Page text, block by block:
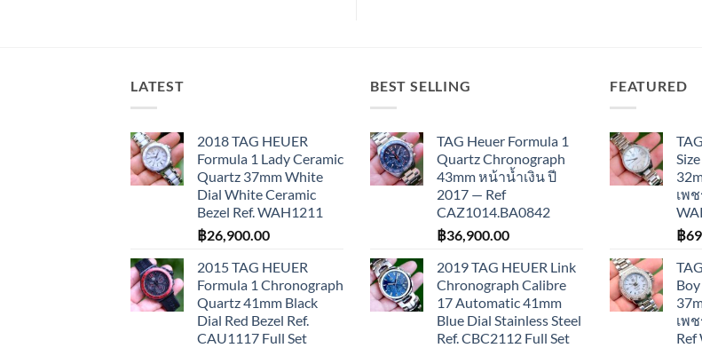
LATEST
2018 TAG HEUER
Formula 1 Lady Ceramic
Quartz 37mm White
Dial White Ceramic
Bezel Ref. WAH1211
฿26,900.00
2015 TAG HEUER
Formula 1 Chronograph
Quartz 41mm Black
Dial Red Bezel Ref.
CAU1117 Full Set
BEST SELLING
TAG Heuer Formula 1
Quartz Chronograph
43mm หน้าน้ำเงิน ปี
2017 — Ref
CAZ1014.BA0842
฿36,900.00
2019 TAG HEUER Link
Chronograph Calibre
17 Automatic 41mm
Blue Dial Stainless Steel
Ref. CBC2112 Full Set
FEATURED
เพ
฿
เพ
Ref